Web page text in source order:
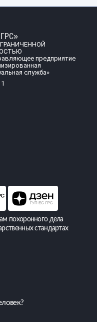
предприятие
служба»
похоронного дела
стандартах